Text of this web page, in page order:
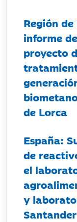
Región
informe
proyecto
de Lorca
España:
de
el
y
Santander